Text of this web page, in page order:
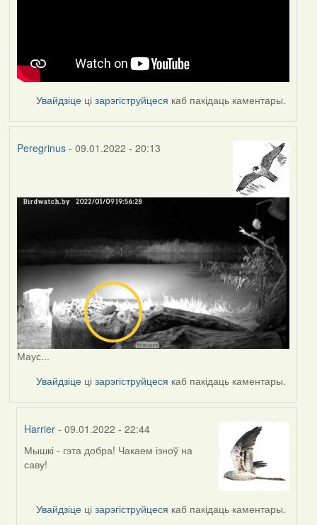
Увайдзіце цізарэгіструйцеся каб пакідаць каментары.
Peregrinus- 09.01.2022 - 20:13
Маус...
Увайдзіце цізарэгіструйцеся каб пакідаць каментары.
Harrier - 09.01.2022 - 22:44
In
reply
Peregrinus
Мышкі - гэта добра! Чакаем ізноў на
саву!
Увайдзіце цізарэгіструйцеся каб пакідаць каментары.